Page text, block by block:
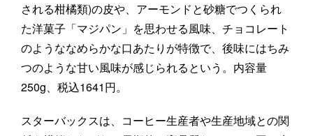
される柑橘類)の皮や、アーモンドと砂糖でつくられ
た洋菓子「マジパン」を思わせる風味、チョコレート
のようななめらかな口あたりが特徴で、後味にはちみ
つのような甘い風味が感じられるという。内容量
250g、税込1641円。
スターバックスは、コーヒー生産者や生産地域との関